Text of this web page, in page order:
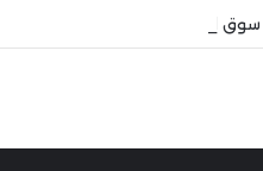
الغرب:لتعزيز التواصل